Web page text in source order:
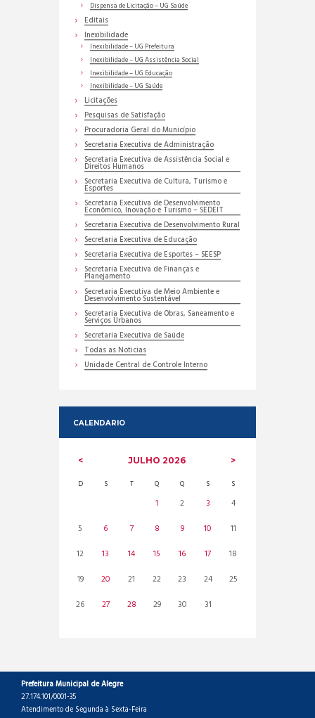
Dispensa de Licitação – UG Saúde
Editais
Inexibilidade
Inexibilidade – UG Prefeitura
Inexibilidade – UG Assistência Social
Inexibilidade – UG Educação
Inexibilidade – UG Saúde
Licitações
Pesquisas de Satisfação
Procuradoria Geral do Município
Secretaria Executiva de Administração
Secretaria Executiva de Assistência Social e
Direitos Humanos
Secretaria Executiva de Cultura, Turismo e
Esportes
Secretaria Executiva de Desenvolvimento
Econômico, Inovação e Turismo – SEDEIT
Secretaria Executiva de Desenvolvimento Rural
Secretaria Executiva de Educação
Secretaria Executiva de Esportes – SEESP
Secretaria Executiva de Finanças e
Planejamento
Secretaria Executiva de Meio Ambiente e
Desenvolvimento Sustentável
Secretaria Executiva de Obras, Saneamento e
Serviços Urbanos
Secretaria Executiva de Saúde
Todas as Noticias
Unidade Central de Controle Interno
CALENDARIO
JULHO 2026
D S T Q Q S S
1 2 3
4
5
6 7 8 9 10
11
12
13 14 15 16 17
18
19
20 21 22 23 24
25
26
27 28 29 30 31
Prefeitura Municipal de Alegre
27.174.101/0001-35
Atendimento de Segunda à Sexta-Feira